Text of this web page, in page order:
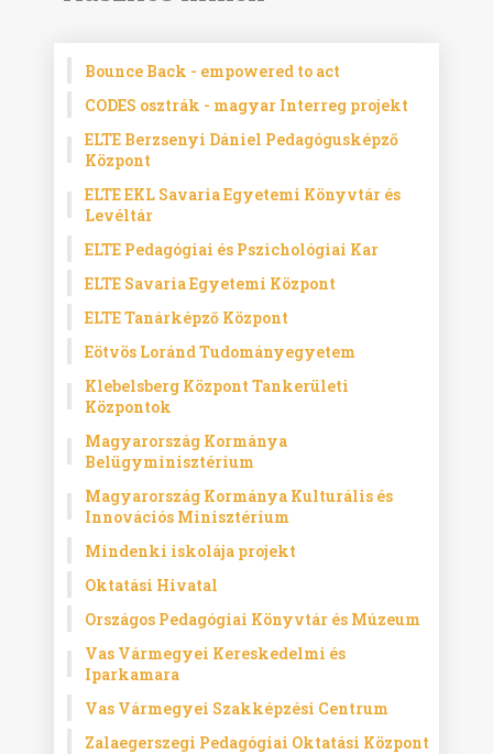
Bounce Back - empowered to act
CODES osztrák - magyar Interreg projekt
ELTE Berzsenyi Dániel Pedagógusképző
Központ
ELTE EKL Savaria Egyetemi Könyvtár és
Levéltár
ELTE Pedagógiai és Pszichológiai Kar
ELTE Savaria Egyetemi Központ
ELTE Tanárképző Központ
Eötvös Loránd Tudományegyetem
Klebelsberg Központ Tankerületi
Központok
Magyarország Kormánya
Belügyminisztérium
Magyarország Kormánya Kulturális és
Innovációs Minisztérium
Mindenki iskolája projekt
Oktatási Hivatal
Országos Pedagógiai Könyvtár és Múzeum
Vas Vármegyei Kereskedelmi és
Iparkamara
Vas Vármegyei Szakképzési Centrum
Zalaegerszegi Pedagógiai Oktatási Központ